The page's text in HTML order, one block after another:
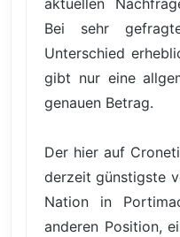
aktuellen
Bei sehr
Unterschied
gibt nur eine
genauen Betrag.
Der hier auf
derzeit günstigste
Nation in
anderen Position,